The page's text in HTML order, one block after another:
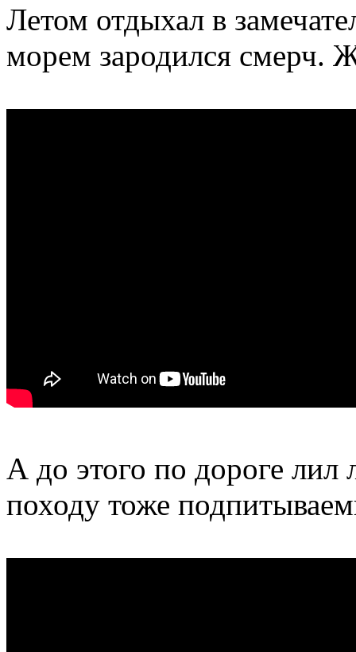
Летом отдыхал в
морем зародился смерч.
А до этого по дороге лил
походу тоже